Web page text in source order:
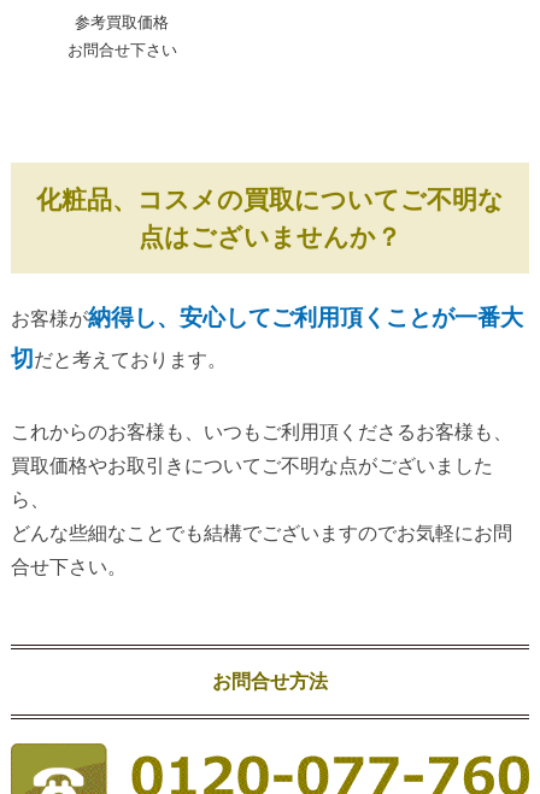
参考買取価格
お問合せ下さい
化粧品、コスメの買取についてご不明な
点はございませんか？
お客様が納得し、安心してご利用頂くことが一番大
切 だと考えております。
これからのお客様も、いつもご利用頂くださるお客様も、
買取価格やお取引きについてご不明な点がございました
ら、
どんな些細なことでも結構でございますのでお気軽にお問
合せ下さい。
お問合せ方法